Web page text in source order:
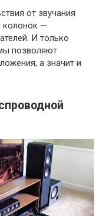
от звучания
колонок —
И только
позволяют
а значит и